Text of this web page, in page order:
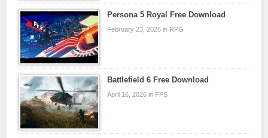
Persona 5 Royal Free Download
February 23, 2026 in RPG
Battlefield 6 Free Download
April 16, 2026 in FPS